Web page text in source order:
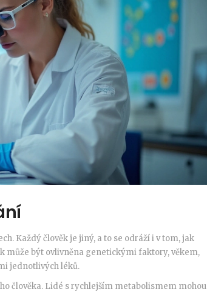
Každý člověk je jiný, a to se odráží i v tom, jak
může být ovlivněna genetickými faktory, věkem,
jednotlivých léků.
člověka. Lidé s rychlejším metabolismem mohou